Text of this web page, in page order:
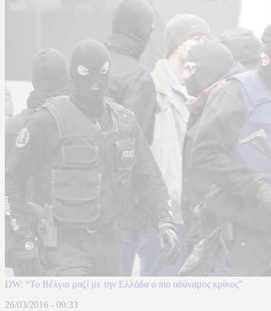
DW: “Το Βέλγιο μαζί με την Ελλάδα ο πιο αδύναμος κρίκος”
26/03/2016 - 09:33